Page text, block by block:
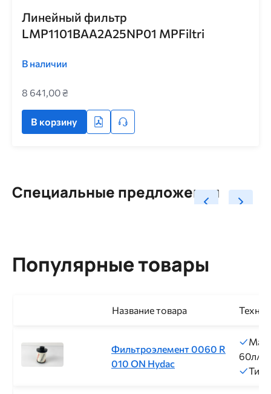
Линейный фильтр
LMP1101BAA2A25NP01 MPFiltri
В наличии
8 641,00 ₴
В корзину
Специальные предложения
Популярные товары
Название товара
Фильтроэлемент 0060 R
010 ON Hydac
60л/
Тип